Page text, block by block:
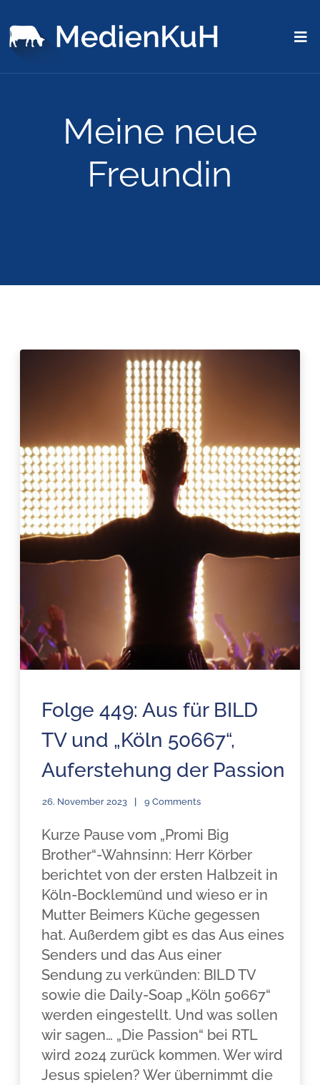
Meine neue
Freundin
Folge 449: Aus für BILD
TV und „Köln 50667“,
Auferstehung der Passion
26. November 2023 9 Comments
Kurze Pause vom „Promi Big
Brother“-Wahnsinn: Herr Körber
berichtet von der ersten Halbzeit in
Köln-Bocklemünd und wieso er in
Mutter Beimers Küche gegessen
hat. Außerdem gibt es das Aus eines
Senders und das Aus einer
Sendung zu verkünden: BILD TV
sowie die Daily-Soap „Köln 50667“
werden eingestellt. Und was sollen
wir sagen… „Die Passion“ bei RTL
wird 2024 zurück kommen. Wer wird
Jesus spielen? Wer übernimmt die